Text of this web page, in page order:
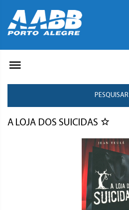
PESQUISAR
A LOJA DOS SUICIDAS